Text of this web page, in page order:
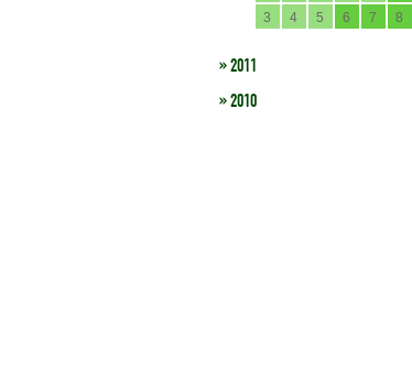
3
4 5 6 7 8
» 2011
» 2010